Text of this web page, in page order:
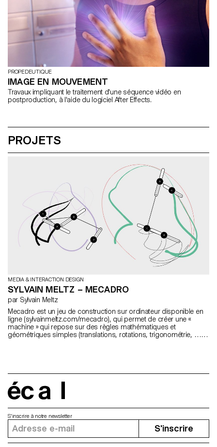
PROPEDEUTIQUE
IMAGE EN MOUVEMENT
Travaux impliquant le traitement d'une séquence vidéo en
postproduction, à l'aide du logiciel After Effects.
PROJETS
MEDIA & INTERACTION DESIGN
SYLVAIN MELTZ – MECADRO
par Sylvain Meltz
Mecadro est un jeu de construction sur ordinateur disponible en
ligne (sylvainmeltz.com/mecadro), qui permet de créer une «
machine » qui repose sur des règles mathématiques et
géométriques simples (translations, rotations, trigonométrie, …)
différentes découvertes faites durant ces 4 années à l’ECAL, la
beauté cachée des mathématiques et de la géométrie a été l’une
des plus intéressantes. Avec une simple formule, un point peut se
transformer en un objet indépendant aux comportements et
et une attitude particuliers : expérimenter, chercher, rechercher…
Sylvain Meltz
S'inscrire à notre newsletter
S'inscrire